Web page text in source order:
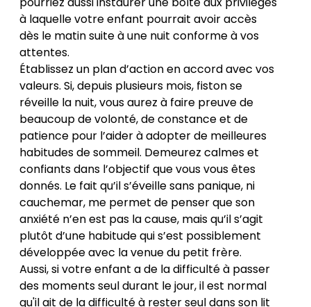
à laquelle votre enfant pourrait avoir accès
dès le matin suite à une nuit conforme à vos
attentes.
Établissez un plan d’action en accord avec vos
valeurs. Si, depuis plusieurs mois, fiston se
réveille la nuit, vous aurez à faire preuve de
beaucoup de volonté, de constance et de
patience pour l’aider à adopter de meilleures
habitudes de sommeil. Demeurez calmes et
confiants dans l’objectif que vous vous êtes
donnés. Le fait qu’il s’éveille sans panique, ni
cauchemar, me permet de penser que son
anxiété n’en est pas la cause, mais qu’il s’agit
plutôt d’une habitude qui s’est possiblement
développée avec la venue du petit frère.
Aussi, si votre enfant a de la difficulté à passer
des moments seul durant le jour, il est normal
qu'il ait de la difficulté à rester seul dans son lit